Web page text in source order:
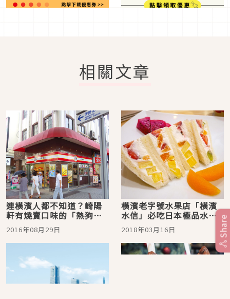
相關文章
連橫濱人都不知道？崎陽
軒有燒賣口味的「熱狗
堡」
2016年08月29日
橫濱老字號水果店「橫濱
水信」必吃日本極品水果
三明治
2018年03月16日 Share